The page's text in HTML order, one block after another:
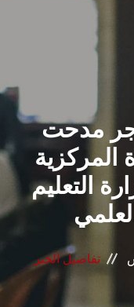
القطاعـات
الشئون الأكاديمية
البحث العلمي
الرعاية الصحية
المراكز والوحدات
الأنظمة الذكية
مدحت
المركزية
التعليم
تفاصيل الخبر